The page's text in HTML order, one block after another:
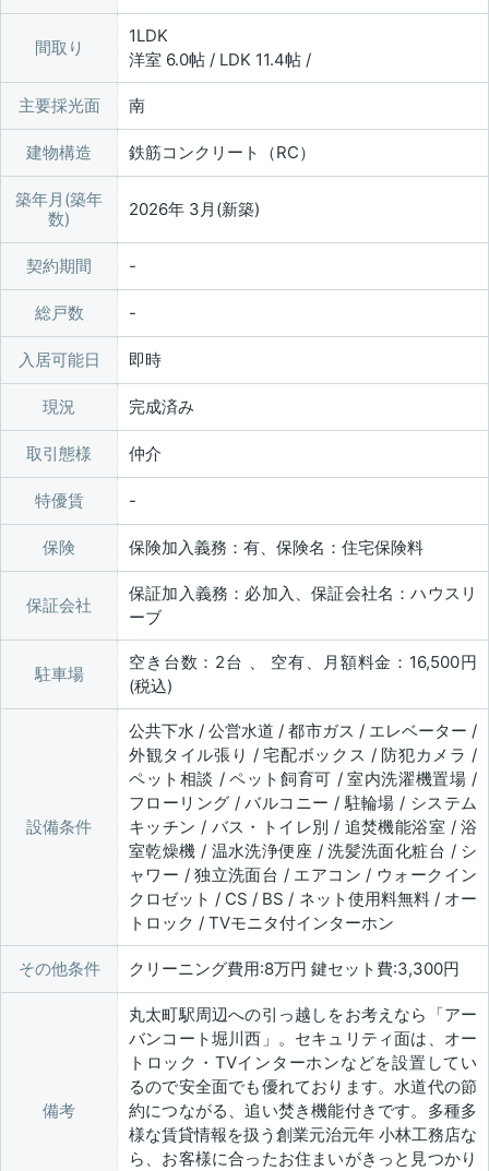
間取り
1LDK
洋室 6.0帖 / LDK 11.4帖 /
主要採光面 南
建物構造 鉄筋コンクリート（RC）
築年月(築年
数)
2026年 3月(新築)
契約期間
総戸数
入居可能日 即時
現況 完成済み
取引態様 仲介
特優賃
保険 保険加入義務：有、保険名：住宅保険料
保証会社
保証加入義務：必加入、保証会社名：ハウスリ
ーブ
駐車場
空き台数：2台 、 空有、月額料金：16,500円
(税込)
設備条件
公共下水 / 公営水道 / 都市ガス / エレベーター /
外観タイル張り / 宅配ボックス / 防犯カメラ /
ペット相談 / ペット飼育可 / 室内洗濯機置場 /
フローリング / バルコニー / 駐輪場 / システム
キッチン / バス・トイレ別 / 追焚機能浴室 / 浴
室乾燥機 / 温水洗浄便座 / 洗髪洗面化粧台 / シ
ャワー / 独立洗面台 / エアコン / ウォークイン
クロゼット / CS / BS / ネット使用料無料 / オー
トロック / TVモニタ付インターホン
その他条件 クリーニング費用:8万円 鍵セット費:3,300円
備考
丸太町駅周辺への引っ越しをお考えなら「アー
バンコート堀川西」。セキュリティ面は、オー
トロック・TVインターホンなどを設置してい
るので安全面でも優れております。水道代の節
約につながる、追い焚き機能付きです。多種多
様な賃貸情報を扱う創業元治元年 小林工務店な
ら、お客様に合ったお住まいがきっと見つかり